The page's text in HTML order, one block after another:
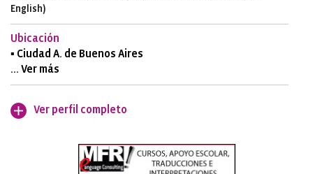
English)
Ubicación
▪ Ciudad A. de Buenos Aires
... Ver más
Ver perfil completo